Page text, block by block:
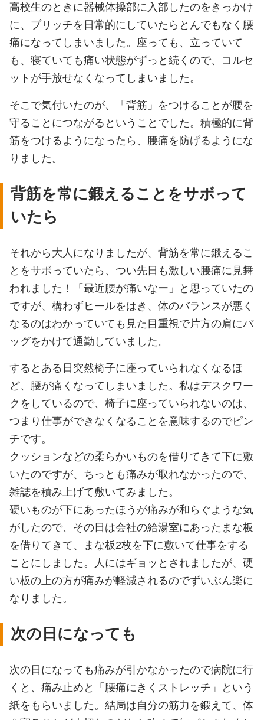
高校生のときに器械体操部に入部したのをきっかけ
に、ブリッチを日常的にしていたらとんでもなく腰
痛になってしまいました。座っても、立っていて
も、寝ていても痛い状態がずっと続くので、コルセ
ットが手放せなくなってしまいました。
そこで気付いたのが、「背筋」をつけることが腰を
守ることにつながるということでした。積極的に背
筋をつけるようになったら、腰痛を防げるようにな
りました。
背筋を常に鍛えることをサボって
いたら
それから大人になりましたが、背筋を常に鍛えるこ
とをサボっていたら、つい先日も激しい腰痛に見舞
われました！「最近腰が痛いなー」と思っていたの
ですが、構わずヒールをはき、体のバランスが悪く
なるのはわかっていても見た目重視で片方の肩にバ
ッグをかけて通勤していました。
するとある日突然椅子に座っていられなくなるほ
ど、腰が痛くなってしまいました。私はデスクワー
クをしているので、椅子に座っていられないのは、
つまり仕事ができなくなることを意味するのでピン
チです。
クッションなどの柔らかいものを借りてきて下に敷
いたのですが、ちっとも痛みが取れなかったので、
雑誌を積み上げて敷いてみました。
硬いものが下にあったほうが痛みが和らぐような気
がしたので、その日は会社の給湯室にあったまな板
を借りてきて、まな板2枚を下に敷いて仕事をする
ことにしました。人にはギョッとされましたが、硬
い板の上の方が痛みが軽減されるのでずいぶん楽に
なりました。
次の日になっても
次の日になっても痛みが引かなかったので病院に行
くと、痛み止めと「腰痛にきくストレッチ」という
紙をもらいました。結局は自分の筋力を鍛えて、体